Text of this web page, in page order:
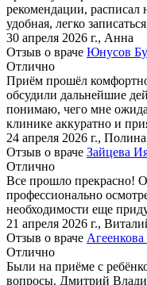
рекомендации, расписал
удобная, легко
30 апреля 2026 г., Анна
Отзыв о враче Юнусов
Отлично
Приём прошёл
обсудили дальнейшие
понимаю, чего мне
клинике аккуратно и
24 апреля 2026 г., Полина
Отзыв о враче Зайцева
Отлично
Все прошло прекрасно!
профессионально
необходимости еще
21 апреля 2026 г.,
Отзыв о враче
Отлично
Были на приёме с
вопросы. Дмитрий